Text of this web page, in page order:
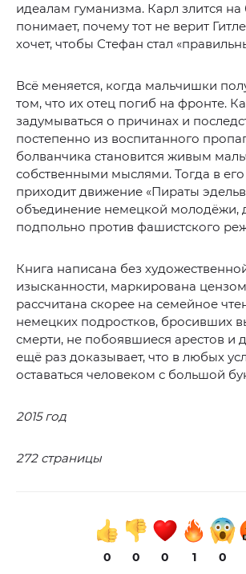
идеалам гуманизма. Карл злится на
понимает, почему тот не верит
хочет, чтобы Стефан стал
Всё меняется, когда мальчишки
том, что их отец погиб на фронте.
задумываться о причинах и
постепенно из воспитанного
болванчика становится живым
собственными мыслями. Тогда в
приходит движение «Пираты
объединение немецкой молодёжи,
подпольно против фашистского
Книга написана без
изысканности, маркирована цензом
рассчитана скорее на семейное
немецких подростков, бросивших
смерти, не побоявшиеся арестов и
ещё раз доказывает, что в любых
оставаться человеком с большой
2015 год
272 страницы
0 0 0 1 0